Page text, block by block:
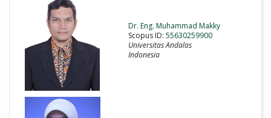
Dr. Eng. Muhammad Makky
Scopus ID: 55630259900
Universitas Andalas
Indonesia